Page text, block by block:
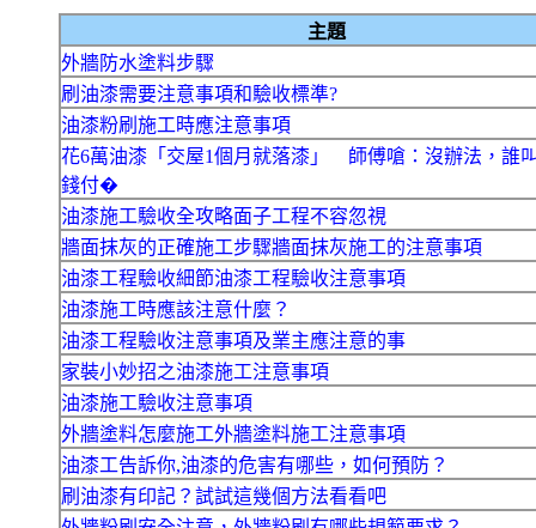
主題
外牆防水塗料步驟
刷油漆需要注意事項和驗收標準?
油漆粉刷施工時應注意事項
花6萬油漆「交屋1個月就落漆」 師傅嗆：沒辦法，誰
錢付�
油漆施工驗收全攻略面子工程不容忽視
牆面抹灰的正確施工步驟牆面抹灰施工的注意事項
油漆工程驗收細節油漆工程驗收注意事項
油漆施工時應該注意什麼？
油漆工程驗收注意事項及業主應注意的事
家裝小妙招之油漆施工注意事項
油漆施工驗收注意事項
外牆塗料怎麼施工外牆塗料施工注意事項
油漆工告訴你,油漆的危害有哪些，如何預防？
刷油漆有印記？試試這幾個方法看看吧